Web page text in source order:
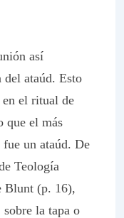
así
del ataúd. Esto
el ritual de
que el más
un ataúd. De
Teología
Blunt (p. 16),
sobre la tapa o